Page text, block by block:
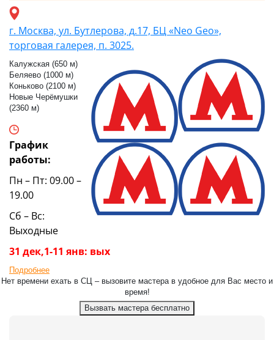
г. Москва, ул. Бутлерова, д.17, БЦ «Neo Geo»,
торговая галерея, п. 3025.
Калужская (650 м)
Беляево (1000 м)
Коньково (2100 м)
Новые Черёмушки
(2360 м)
График
работы:
Пн – Пт: 09.00 –
19.00
Сб – Вс:
Выходные
31 дек,1-11 янв: вых
Подробнее
Нет времени ехать в СЦ – вызовите мастера в удобное для Вас место и
время!
Вызвать мастера бесплатно